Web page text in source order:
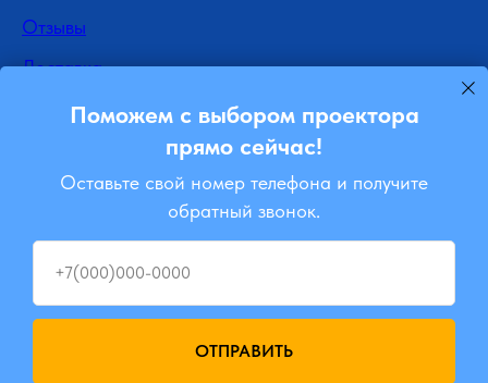
Поможем с выбором проектора
прямо сейчас!
Оставьте свой номер телефона и получите
обратный звонок.
+7(000)000-0000
ОТПРАВИТЬ
Отзывы
Доставка
Контакты
Ремонт
Подписывайся
Instagram
Viber